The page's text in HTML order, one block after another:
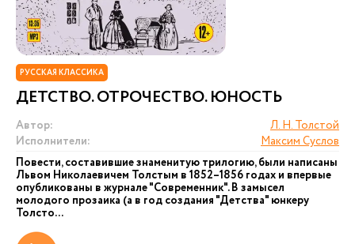
РУССКАЯ КЛАССИКА
ДЕТСТВО. ОТРОЧЕСТВО. ЮНОСТЬ
Автор:
Л. Н. Толстой
Исполнители:
Максим Суслов
Повести, составившие знаменитую трилогию, были написаны
Львом Николаевичем Толстым в 1852–1856 годах и впервые
опубликованы в журнале "Современник". В замысел
молодого прозаика (а в год создания "Детства" юнкеру
Толсто...